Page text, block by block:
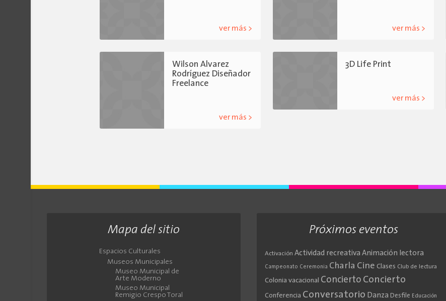
ver más > ver más >
Wilson Alvarez
Rodríguez Diseñador
Freelance
ver más >
3D Life Print
ver más >
Mapa del sitio
Espacios Culturales
Museos Municipales
Museo Municipal de
Arte Moderno
Museo Municipal
Remigio Crespo Toral
Próximos eventos
Activación Actividad recreativa Animación lectora
Campeonato Ceremonia Charla Cine Clases Club de lectura
Colonia vacacional Concierto Concierto
Conferencia Conversatorio Danza Desfile Educación